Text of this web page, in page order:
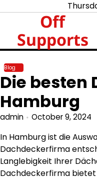
Off
Supports
Blog
Die besten
Hamburg
admin October 9, 2024
In Hamburg ist die
Dachdeckerfirma
Langlebigkeit Ihrer
Dachdeckerfirma bietet